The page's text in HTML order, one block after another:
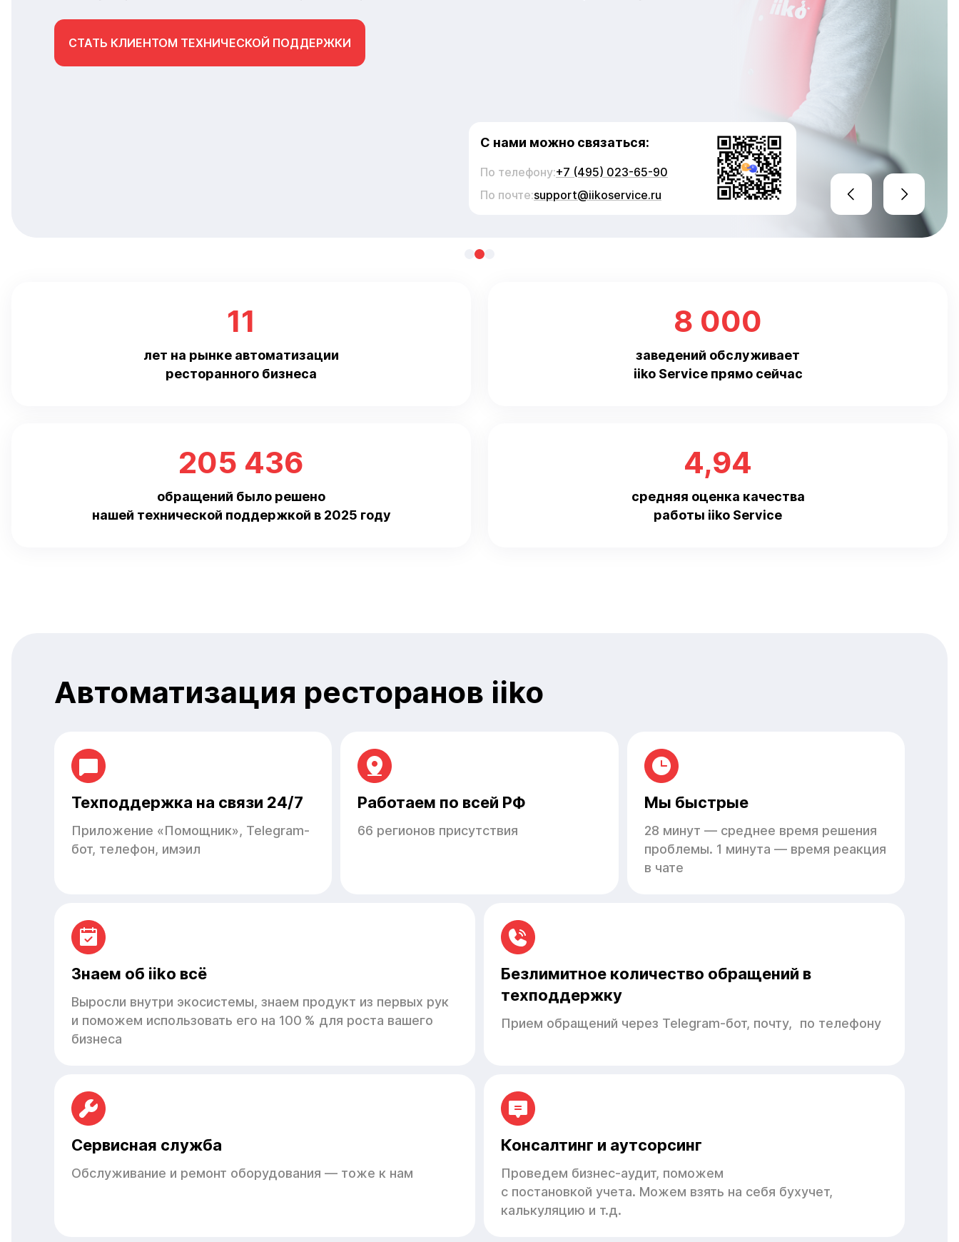
СТАТЬ КЛИЕНТОМ ТЕХНИЧЕСКОЙ ПОДДЕРЖКИ
С нами можно связаться:
По телефону:+7 (495) 023-65-90
По почте:support@iikoservice.ru
11
лет на рынке автоматизации
ресторанного бизнеса
8 000
заведений обслуживает
iiko Service прямо сейчас
205 436
обращений было решено
нашей технической поддержкой в 2025 году
4,94
средняя оценка качества
работы iiko Service
Автоматизация ресторанов iiko
Техподдержка на связи 24/7
Приложение «Помощник», Telegram-
бот, телефон, имэил
Работаем по всей РФ
66 регионов присутствия
Мы быстрые
28 минут — среднее время решения
проблемы. 1 минута — время реакция
в чате
Знаем об iiko всё
Выросли внутри экосистемы, знаем продукт из первых рук
и поможем использовать его на 100 % для роста вашего
бизнеса
Безлимитное количество обращений в
техподдержку
Прием обращений через Telegram-бот, почту, по телефону
Сервисная служба
Обслуживание и ремонт оборудования — тоже к нам
Консалтинг и аутсорсинг
Проведем бизнес-аудит, поможем
с постановкой учета. Можем взять на себя бухучет,
калькуляцию и т.д.